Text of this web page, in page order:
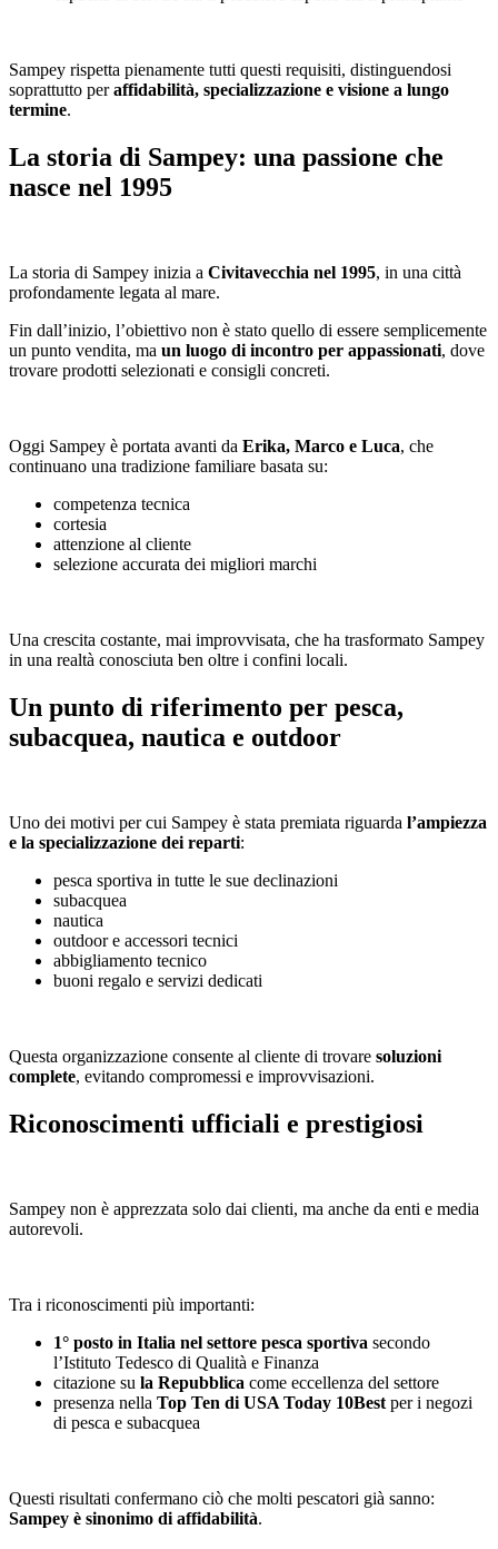
Sampey rispetta pienamente tutti questi requisiti, distinguendosi
soprattutto peraffidabilità, specializzazione e visione a lungo
termine.
La storia di Sampey: una passione che
nasce nel 1995
La storia di Sampey inizia a Civitavecchia nel 1995, in una città
profondamente legata al mare.
Fin dall’inizio, l’obiettivo non è stato quello di essere semplicemente
un punto vendita, ma un luogo di incontro per appassionati, dove
trovare prodotti selezionati e consigli concreti.
Oggi Sampey è portata avanti da Erika, Marco e Luca, che
continuano una tradizione familiare basata su:
competenza tecnica
cortesia
attenzione al cliente
selezione accurata dei migliori marchi
Una crescita costante, mai improvvisata, che ha trasformato Sampey
in una realtà conosciuta ben oltre i confini locali.
Un punto di riferimento per pesca,
subacquea, nautica e outdoor
Uno dei motivi per cui Sampey è stata premiata riguarda l’ampiezza
e la specializzazione dei reparti:
pesca sportiva in tutte le sue declinazioni
subacquea
nautica
outdoor e accessori tecnici
abbigliamento tecnico
buoni regalo e servizi dedicati
Questa organizzazione consente al cliente di trovare soluzioni
complete, evitando compromessi e improvvisazioni.
Riconoscimenti ufficiali e prestigiosi
Sampey non è apprezzata solo dai clienti, ma anche da enti e media
autorevoli.
Tra i riconoscimenti più importanti:
1° posto in Italia nel settore pesca sportiva secondo
l’Istituto Tedesco di Qualità e Finanza
citazione su la Repubblica come eccellenza del settore
presenza nella Top Ten di USA Today 10Best per i negozi
di pesca e subacquea
Questi risultati confermano ciò che molti pescatori già sanno:
Sampey è sinonimo di affidabilità.